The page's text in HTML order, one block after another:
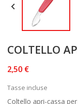

COLTELLO
2,50 €
Tasse incluse
Coltello apri-cassa